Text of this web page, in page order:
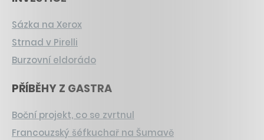
Sázka na Xerox
Strnad v Pirelli
Burzovní eldorádo
PŘÍBĚHY Z GASTRA
Boční projekt, co se zvrtnul
Francouzský šéfkuchař na Šumavě